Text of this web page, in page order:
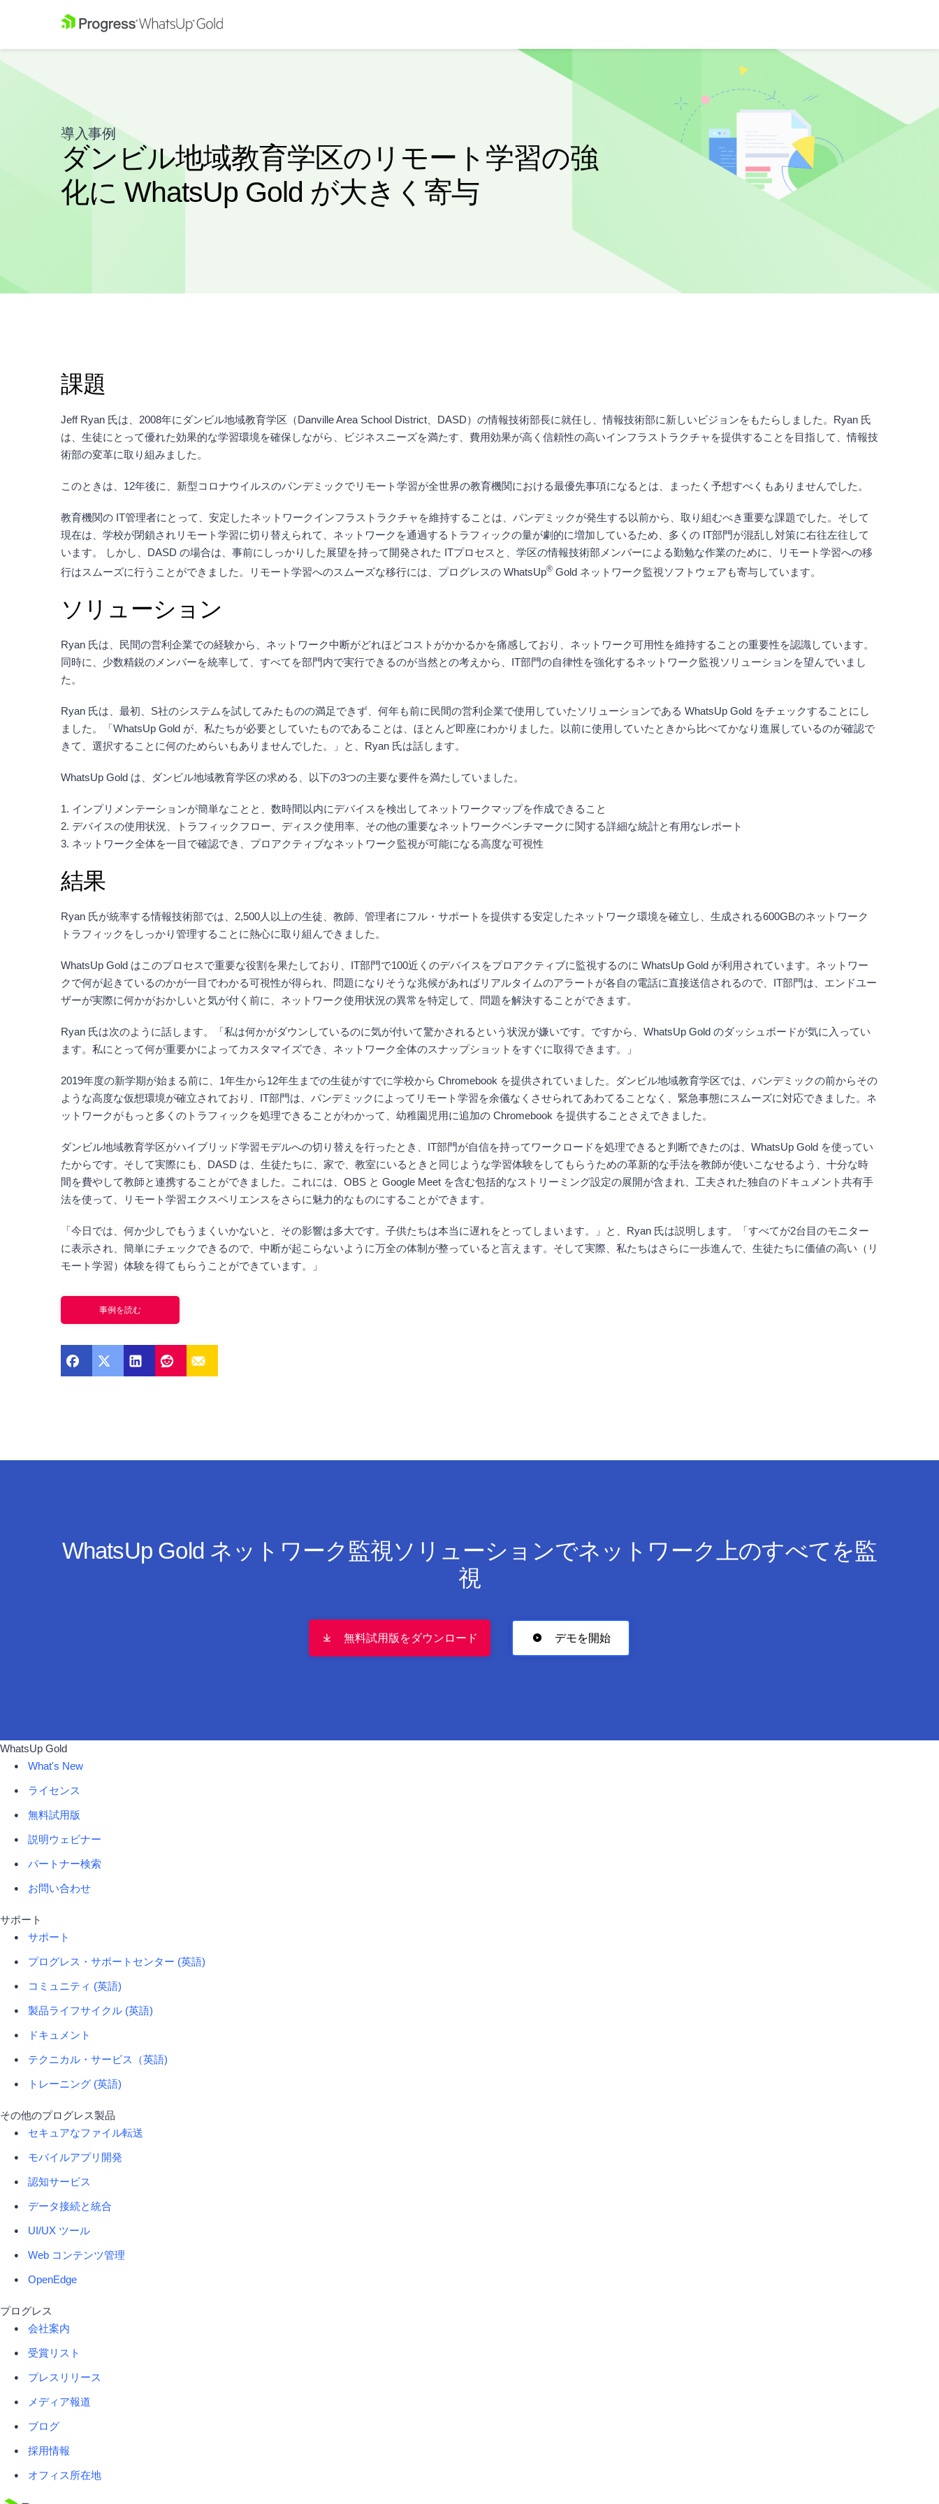
導入事例
ダンビル地域教育学区のリモート学習の強
化に WhatsUp Gold が大きく寄与
課題
Jeff Ryan 氏は、2008年にダンビル地域教育学区（Danville Area School District、DASD）の情報技術部長に就任し、情報技術部に新しいビジョンをもたらしました。Ryan 氏
は、生徒にとって優れた効果的な学習環境を確保しながら、ビジネスニーズを満たす、費用効果が高く信頼性の高いインフラストラクチャを提供することを目指して、情報技
術部の変革に取り組みました。
このときは、12年後に、新型コロナウイルスのパンデミックでリモート学習が全世界の教育機関における最優先事項になるとは、まったく予想すべくもありませんでした。
教育機関の IT管理者にとって、安定したネットワークインフラストラクチャを維持することは、パンデミックが発生する以前から、取り組むべき重要な課題でした。そして
現在は、学校が閉鎖されリモート学習に切り替えられて、ネットワークを通過するトラフィックの量が劇的に増加しているため、多くの IT部門が混乱し対策に右往左往して
います。 しかし、DASD の場合は、事前にしっかりした展望を持って開発された ITプロセスと、学区の情報技術部メンバーによる勤勉な作業のために、リモート学習への移
行はスムーズに行うことができました。リモート学習へのスムーズな移行には、プログレスの WhatsUp® Gold ネットワーク監視ソフトウェアも寄与しています。
ソリューション
Ryan 氏は、民間の営利企業での経験から、ネットワーク中断がどれほどコストがかかるかを痛感しており、ネットワーク可用性を維持することの重要性を認識しています。
同時に、少数精鋭のメンバーを統率して、すべてを部門内で実行できるのが当然との考えから、IT部門の自律性を強化するネットワーク監視ソリューションを望んでいまし
た。
Ryan 氏は、最初、S社のシステムを試してみたものの満足できず、何年も前に民間の営利企業で使用していたソリューションである WhatsUp Gold をチェックすることにし
ました。「WhatsUp Gold が、私たちが必要としていたものであることは、ほとんど即座にわかりました。以前に使用していたときから比べてかなり進展しているのが確認で
きて、選択することに何のためらいもありませんでした。」と、Ryan 氏は話します。
WhatsUp Gold は、ダンビル地域教育学区の求める、以下の3つの主要な要件を満たしていました。
1. インプリメンテーションが簡単なことと、数時間以内にデバイスを検出してネットワークマップを作成できること
2. デバイスの使用状況、トラフィックフロー、ディスク使用率、その他の重要なネットワークベンチマークに関する詳細な統計と有用なレポート
3. ネットワーク全体を一目で確認でき、プロアクティブなネットワーク監視が可能になる高度な可視性
結果
Ryan 氏が統率する情報技術部では、2,500人以上の生徒、教師、管理者にフル・サポートを提供する安定したネットワーク環境を確立し、生成される600GBのネットワーク
トラフィックをしっかり管理することに熱心に取り組んできました。
WhatsUp Gold はこのプロセスで重要な役割を果たしており、IT部門で100近くのデバイスをプロアクティブに監視するのに WhatsUp Gold が利用されています。ネットワー
クで何が起きているのかが一目でわかる可視性が得られ、問題になりそうな兆候があればリアルタイムのアラートが各自の電話に直接送信されるので、IT部門は、エンドユー
ザーが実際に何かがおかしいと気が付く前に、ネットワーク使用状況の異常を特定して、問題を解決することができます。
Ryan 氏は次のように話します。「私は何かがダウンしているのに気が付いて驚かされるという状況が嫌いです。ですから、WhatsUp Gold のダッシュボードが気に入ってい
ます。私にとって何が重要かによってカスタマイズでき、ネットワーク全体のスナップショットをすぐに取得できます。」
2019年度の新学期が始まる前に、1年生から12年生までの生徒がすでに学校から Chromebook を提供されていました。ダンビル地域教育学区では、パンデミックの前からその
ような高度な仮想環境が確立されており、IT部門は、パンデミックによってリモート学習を余儀なくさせられてあわてることなく、緊急事態にスムーズに対応できました。ネ
ットワークがもっと多くのトラフィックを処理できることがわかって、幼稚園児用に追加の Chromebook を提供することさえできました。
ダンビル地域教育学区がハイブリッド学習モデルへの切り替えを行ったとき、IT部門が自信を持ってワークロードを処理できると判断できたのは、WhatsUp Gold を使ってい
たからです。そして実際にも、DASD は、生徒たちに、家で、教室にいるときと同じような学習体験をしてもらうための革新的な手法を教師が使いこなせるよう、十分な時
間を費やして教師と連携することができました。これには、OBS と Google Meet を含む包括的なストリーミング設定の展開が含まれ、工夫された独自のドキュメント共有手
法を使って、リモート学習エクスペリエンスをさらに魅力的なものにすることができます。
「今日では、何か少しでもうまくいかないと、その影響は多大です。子供たちは本当に遅れをとってしまいます。」と、Ryan 氏は説明します。「すべてが2台目のモニター
に表示され、簡単にチェックできるので、中断が起こらないように万全の体制が整っていると言えます。そして実際、私たちはさらに一歩進んで、生徒たちに価値の高い（リ
モート学習）体験を得てもらうことができています。」
事例を読む
WhatsUp Gold ネットワーク監視ソリューションでネットワーク上のすべてを監
視
無料試用版をダウンロード デモを開始
WhatsUp Gold
What's New
ライセンス
無料試用版
説明ウェビナー
パートナー検索
お問い合わせ
サポート
サポート
プログレス・サポートセンター (英語)
コミュニティ (英語)
製品ライフサイクル (英語)
ドキュメント
テクニカル・サービス（英語)
トレーニング (英語)
その他のプログレス製品
セキュアなファイル転送
モバイルアプリ開発
認知サービス
データ接続と統合
UI/UX ツール
Web コンテンツ管理
OpenEdge
プログレス
会社案内
受賞リスト
プレスリリース
メディア報道
ブログ
採用情報
オフィス所在地